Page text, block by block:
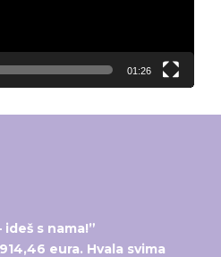
01:26
ideš s nama!”
eura. Hvala svima